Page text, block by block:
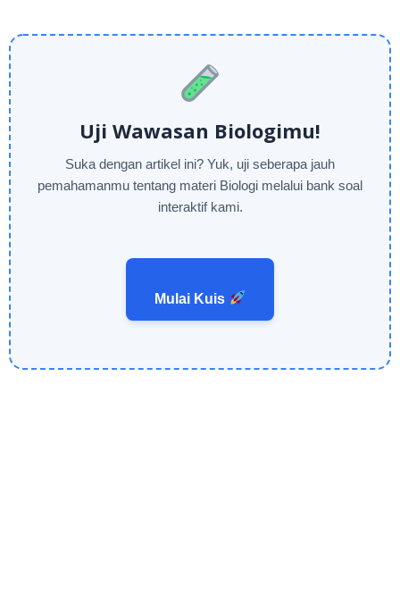
Uji Wawasan Biologimu!
Suka dengan artikel ini? Yuk, uji seberapa jauh
pemahamanmu tentang materi Biologi melalui bank soal
interaktif kami.
Mulai Kuis